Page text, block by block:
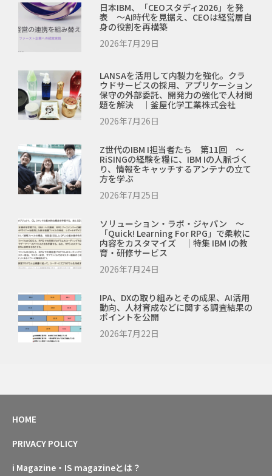
日本IBM、「CEOスタディ2026」を発
表 ～AI時代を見据え、CEOは経営層自
身の役割を再構築
2026年7月29日
LANSAを活用して内製力を強化。クラ
ウドサービスの採用、アプリケーション
保守の外部委託、開発力の強化で人材問
題を解決 ｜釜屋化学工業株式会社
2026年7月26日
Z世代のIBM I担当者たち 第11回 ～
RiSINGの経験を糧に、IBM Iの人脈づく
り、情報をキャッチするアンテナの立て
方を学ぶ
2026年7月25日
ソリューション・ラボ・ジャパン ～
「Quick! Learning For RPG」で柔軟に
内容をカスタマイズ ｜特集 IBM Iの教
育・研修サービス
2026年7月24日
IPA、DXの取り組みとその成果、AI活用
動向、人材育成などに関する調査結果の
ポイントを公開
2026年7月22日
HOME
PRIVACY POLICY
i Magazine・IS magazineとは？